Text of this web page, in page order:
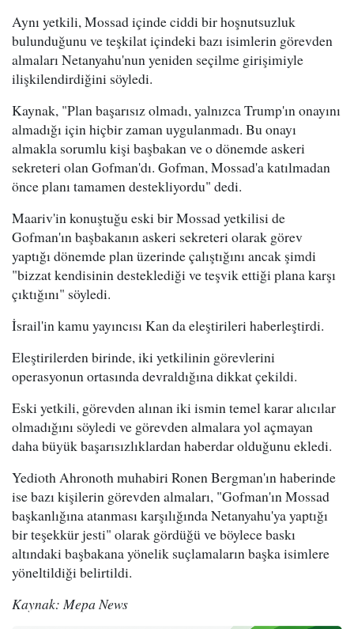
Aynı yetkili, Mossad içinde ciddi bir hoşnutsuzluk
bulunduğunu ve teşkilat içindeki bazı isimlerin görevden
almaları Netanyahu'nun yeniden seçilme girişimiyle
ilişkilendirdiğini söyledi.
Kaynak, "Plan başarısız olmadı, yalnızca Trump'ın onayını
almadığı için hiçbir zaman uygulanmadı. Bu onayı
almakla sorumlu kişi başbakan ve o dönemde askeri
sekreteri olan Gofman'dı. Gofman, Mossad'a katılmadan
önce planı tamamen destekliyordu" dedi.
Maariv'in konuştuğu eski bir Mossad yetkilisi de
Gofman'ın başbakanın askeri sekreteri olarak görev
yaptığı dönemde plan üzerinde çalıştığını ancak şimdi
"bizzat kendisinin desteklediği ve teşvik ettiği plana karşı
çıktığını" söyledi.
İsrail'in kamu yayıncısı Kan da eleştirileri haberleştirdi.
Eleştirilerden birinde, iki yetkilinin görevlerini
operasyonun ortasında devraldığına dikkat çekildi.
Eski yetkili, görevden alınan iki ismin temel karar alıcılar
olmadığını söyledi ve görevden almalara yol açmayan
daha büyük başarısızlıklardan haberdar olduğunu ekledi.
Yedioth Ahronoth muhabiri Ronen Bergman'ın haberinde
ise bazı kişilerin görevden almaları, "Gofman'ın Mossad
başkanlığına atanması karşılığında Netanyahu'ya yaptığı
bir teşekkür jesti" olarak gördüğü ve böylece baskı
altındaki başbakana yönelik suçlamaların başka isimlere
yöneltildiği belirtildi.
Kaynak: Mepa News